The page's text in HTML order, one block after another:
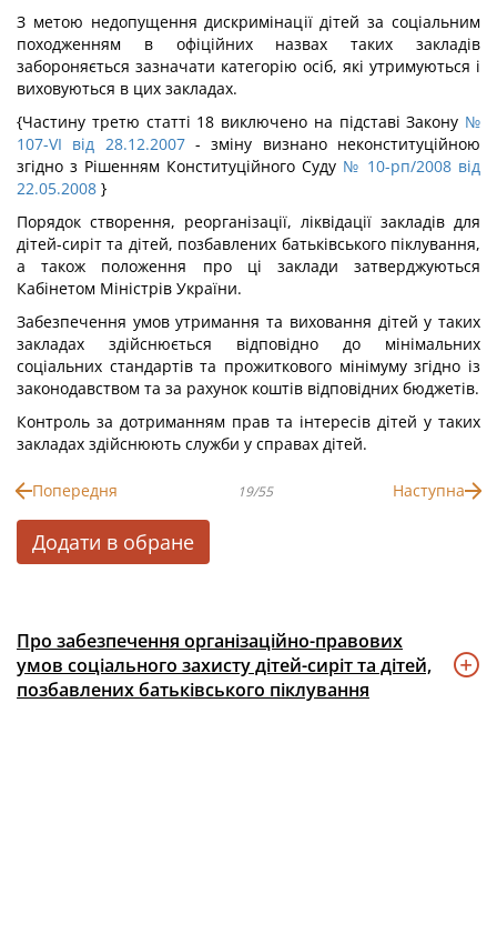
З метою недопущення дискримінації дітей за соціальним
походженням в офіційних назвах таких закладів
забороняється зазначати категорію осіб, які утримуються і
виховуються в цих закладах.
{Частину третю статті 18 виключено на підставі Закону №
107-VI від 28.12.2007- зміну визнано неконституційною
згідно з Рішенням Конституційного Суду № 10-рп/2008 від
22.05.2008 }
Порядок створення, реорганізації, ліквідації закладів для
дітей-сиріт та дітей, позбавлених батьківського піклування,
а також положення про ці заклади затверджуються
Кабінетом Міністрів України.
Забезпечення умов утримання та виховання дітей у таких
закладах здійснюється відповідно до мінімальних
соціальних стандартів та прожиткового мінімуму згідно із
законодавством та за рахунок коштів відповідних бюджетів.
Контроль за дотриманням прав та інтересів дітей у таких
закладах здійснюють служби у справах дітей.
Попередня 19/55 Наступна
Додати в обране
Про забезпечення організаційно-правових
умов соціального захисту дітей-сиріт та дітей,
позбавлених батьківського піклування